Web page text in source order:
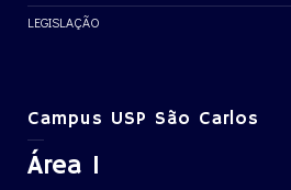
LEGISLAÇÃO
Campus USP São Carlos
Área 1